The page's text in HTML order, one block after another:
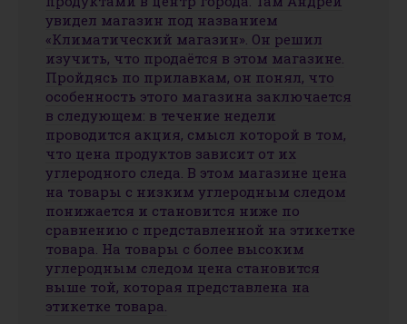
увидел магазин под названием
«Климатический магазин». Он решил
изучить, что продаётся в этом магазине.
Пройдясь по прилавкам, он понял, что
особенность этого магазина заключается
в следующем: в течение недели
проводится акция, смысл которой в том,
что цена продуктов зависит от их
углеродного следа. В этом магазине цена
на товары с низким углеродным следом
понижается и становится ниже по
сравнению с представленной на этикетке
товара. На товары с более высоким
углеродным следом цена становится
выше той, которая представлена на
этикетке товара.